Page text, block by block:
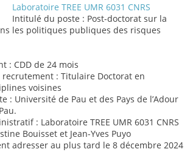
Laboratoire TREE UMR 6031 CNRS
Intitulé du poste : Post-doctorat sur la
les politiques publiques des risques
: CDD de 24 mois
recrutement : Titulaire Doctorat en
voisines
: Université de Pau et des Pays de l’Adour
: Laboratoire TREE UMR 6031 CNRS
Bouisset et Jean-Yves Puyo
adresser au plus tard le 8 décembre 2024